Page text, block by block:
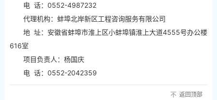
电 话：0552-4987232
代理机构：蚌埠北岸新区工程咨询服务有限公司
地 址：安徽省蚌埠市淮上区小蚌埠镇淮上大道4555号办公楼
616室
项目负责人：杨国庆
电 话：0552-2042359
返回顶部